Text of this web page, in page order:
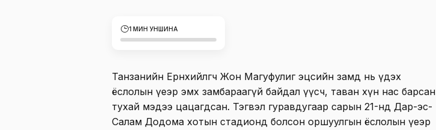
1 МИН УНШИНА
Танзанийн Ерөнхийлөгч Жон Магуфулиг эцсийн замд нь үдэх
ёслолын үеэр эмх замбараагүй байдал үүсч, таван хүн нас барсан
тухай мэдээ цацагдсан. Тэгвэл гуравдугаар сарын 21-нд Дар-эс-
Салам Додома хотын стадионд болсон оршуулгын ёслолын үеэр